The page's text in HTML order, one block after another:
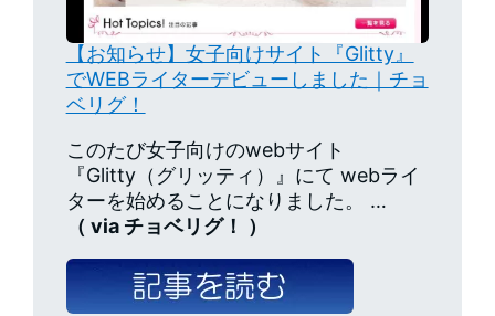
【お知らせ】女子向けサイト『Glitty』
でWEBライターデビューしました｜チョ
ベリグ！
このたび女子向けのwebサイト
『Glitty（グリッティ）』にて webライ
ターを始めることになりました。 …
（ via チョベリグ！ ）